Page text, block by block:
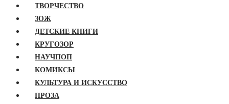
ТВОРЧЕСТВО
ЗОЖ
ДЕТСКИЕ КНИГИ
КРУГОЗОР
НАУЧПОП
КОМИКСЫ
КУЛЬТУРА И ИСКУССТВО
ПРОЗА